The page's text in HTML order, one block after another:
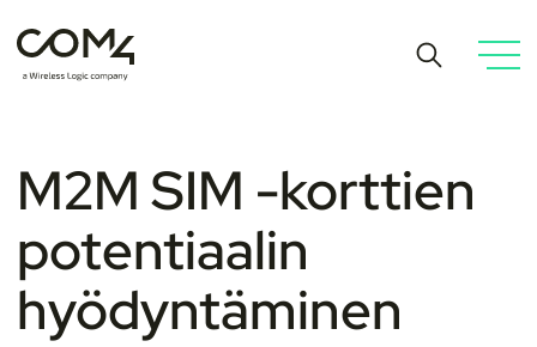
M2M SIM -korttien
potentiaalin
hyödyntäminen